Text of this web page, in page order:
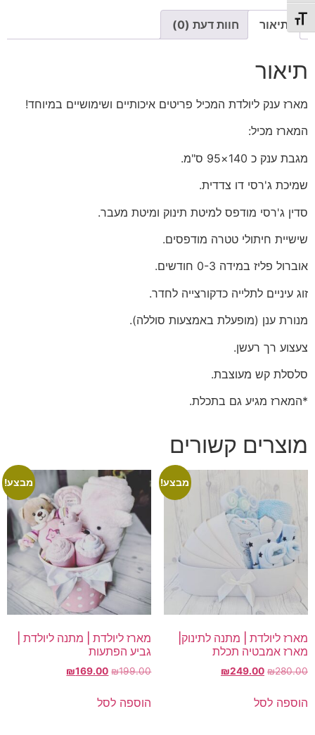
מתג גודל גופן
תיאור חוות דעת (0)
תיאור
מארז ענק ליולדת המכיל פריטים איכותיים ושימושיים במיוחד!
המארז מכיל:
מגבת ענק כ 140×95 ס"מ.
שמיכת ג'רסי דו צדדית.
סדין ג'רסי מודפס למיטת תינוק ומיטת מעבר.
שישיית חיתולי טטרה מודפסים.
אוברול פליז במידה 0-3 חודשים.
זוג עיניים לתלייה כדקורצייה לחדר.
מנורת ענן (מופעלת באמצעות סוללה).
צעצוע רך רעשן.
סלסלת קש מעוצבת.
*המארז מגיע גם בתכלת.
מוצרים קשורים
מבצע!
מארז ליולדת | מתנה לתינוק|
מארז אמבטיה תכלת
₪280.00
המחיר
היה:
₪249.00
הוספה לסל
מבצע!
מארז ליולדת | מתנה ליולדת |
גביע הפתעות
₪199.00
המחיר
היה:
₪169.00
המחיר
הוספה לסל